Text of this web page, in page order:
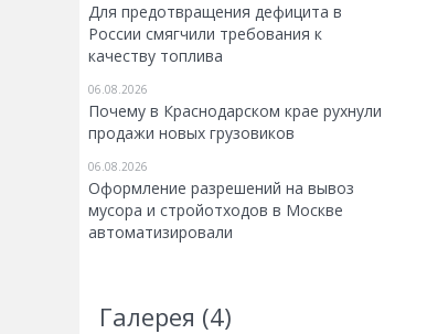
Для предотвращения дефицита в
России смягчили требования к
качеству топлива
06.08.2026
Почему в Краснодарском крае рухнули
продажи новых грузовиков
06.08.2026
Оформление разрешений на вывоз
мусора и стройотходов в Москве
автоматизировали
Галерея (4)